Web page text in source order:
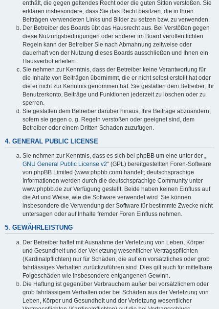
enthält, die gegen geltendes Recht oder die guten Sitten verstoßen. Sie
erklären insbesondere, dass Sie das Recht besitzen, die in Ihren
Beiträgen verwendeten Links und Bilder zu setzen bzw. zu verwenden.
Der Betreiber des Boards übt das Hausrecht aus. Bei Verstößen gegen
diese Nutzungsbedingungen oder anderer im Board veröffentlichten
Regeln kann der Betreiber Sie nach Abmahnung zeitweise oder
dauerhaft von der Nutzung dieses Boards ausschließen und Ihnen ein
Hausverbot erteilen.
Sie nehmen zur Kenntnis, dass der Betreiber keine Verantwortung für
die Inhalte von Beiträgen übernimmt, die er nicht selbst erstellt hat oder
die er nicht zur Kenntnis genommen hat. Sie gestatten dem Betreiber, Ihr
Benutzerkonto, Beiträge und Funktionen jederzeit zu löschen oder zu
sperren.
Sie gestatten dem Betreiber darüber hinaus, Ihre Beiträge abzuändern,
sofern sie gegen o. g. Regeln verstoßen oder geeignet sind, dem
Betreiber oder einem Dritten Schaden zuzufügen.
4. GENERAL PUBLIC LICENSE
Sie nehmen zur Kenntnis, dass es sich bei phpBB um eine unter der „
GNU General Public License v2“ (GPL) bereitgestellten Foren-Software
von phpBB Limited (www.phpbb.com) handelt; deutschsprachige
Informationen werden durch die deutschsprachige Community unter
www.phpbb.de zur Verfügung gestellt. Beide haben keinen Einfluss auf
die Art und Weise, wie die Software verwendet wird. Sie können
insbesondere die Verwendung der Software für bestimmte Zwecke nicht
untersagen oder auf Inhalte fremder Foren Einfluss nehmen.
5. GEWÄHRLEISTUNG
Der Betreiber haftet mit Ausnahme der Verletzung von Leben, Körper
und Gesundheit und der Verletzung wesentlicher Vertragspflichten
(Kardinalpflichten) nur für Schäden, die auf ein vorsätzliches oder grob
fahrlässiges Verhalten zurückzuführen sind. Dies gilt auch für mittelbare
Folgeschäden wie insbesondere entgangenen Gewinn.
Die Haftung ist gegenüber Verbrauchern außer bei vorsätzlichem oder
grob fahrlässigem Verhalten oder bei Schäden aus der Verletzung von
Leben, Körper und Gesundheit und der Verletzung wesentlicher